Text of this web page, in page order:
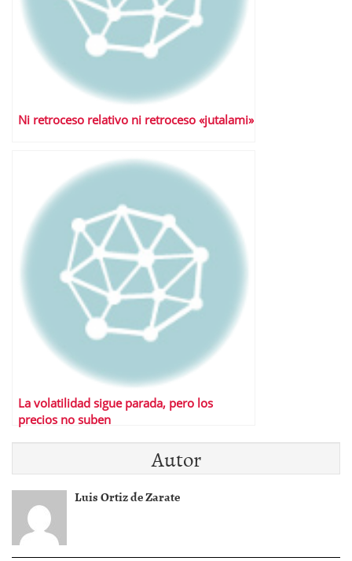
Ni retroceso relativo ni retroceso «jutalami»
La volatilidad sigue parada, pero los
precios no suben
Autor
Luis Ortiz de Zarate